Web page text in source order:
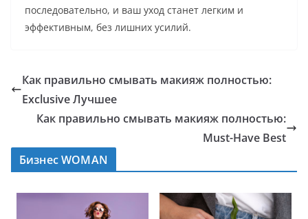
последовательно, и ваш уход станет легким и
эффективным, без лишних усилий.
Как правильно смывать макияж полностью:
Exclusive Лучшее
Как правильно смывать макияж полностью:
Must-Have Best
Бизнес WOMAN